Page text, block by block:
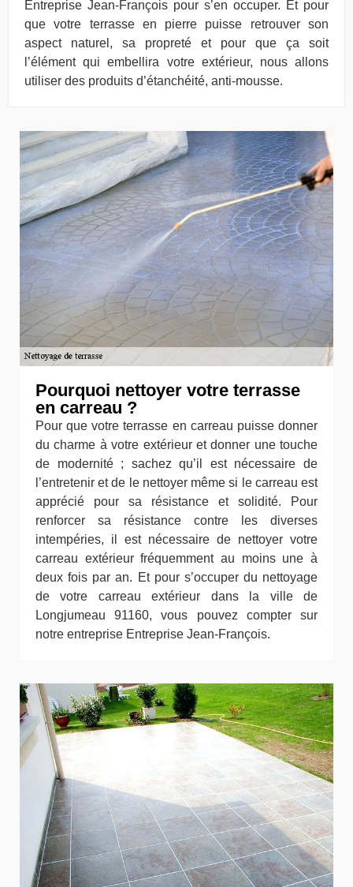
Entreprise Jean-François pour s’en occuper. Et pour
que votre terrasse en pierre puisse retrouver son
aspect naturel, sa propreté et pour que ça soit
l’élément qui embellira votre extérieur, nous allons
utiliser des produits d’étanchéité, anti-mousse.
Pourquoi nettoyer votre terrasse
en carreau ?
Pour que votre terrasse en carreau puisse donner
du charme à votre extérieur et donner une touche
de modernité ; sachez qu’il est nécessaire de
l’entretenir et de le nettoyer même si le carreau est
apprécié pour sa résistance et solidité. Pour
renforcer sa résistance contre les diverses
intempéries, il est nécessaire de nettoyer votre
carreau extérieur fréquemment au moins une à
deux fois par an. Et pour s’occuper du nettoyage
de votre carreau extérieur dans la ville de
Longjumeau 91160, vous pouvez compter sur
notre entreprise Entreprise Jean-François.